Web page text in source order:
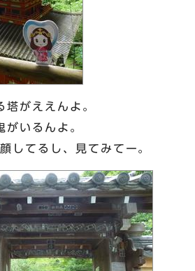
塔がええんよ。
がいるんよ。
してるし、見てみてー。